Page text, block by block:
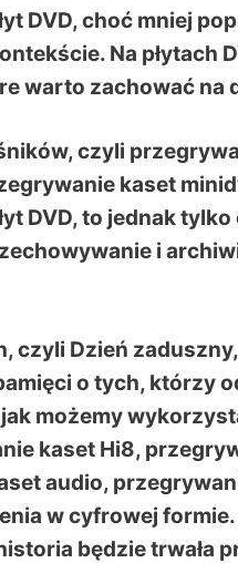
DVD, choć mniej
Na płytach
warto zachować na
czyli
kaset
DVD, to jednak
i
czyli Dzień
o tych, którzy
możemy
kaset Hi8,
audio,
w cyfrowej
będzie trwała